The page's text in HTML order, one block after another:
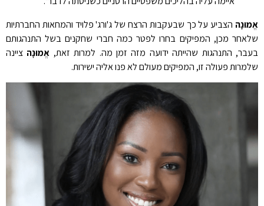
אֱמוּנָה הצביע על כך שבעקבות הרצח של ג'ורג' פלויד והמחאות החברתיות
שלאחר מכן, המפיקים בחרו לפטר כמה חברי שחקנים בשל התנהגותם
בעבר, התנהגות שהייתה ידועה מזה זמן מה. למרות זאת, אֱמוּנָה ציינה
שלמרות פעולה זו, המפיקים מעולם לא פנו אליה ישירות.